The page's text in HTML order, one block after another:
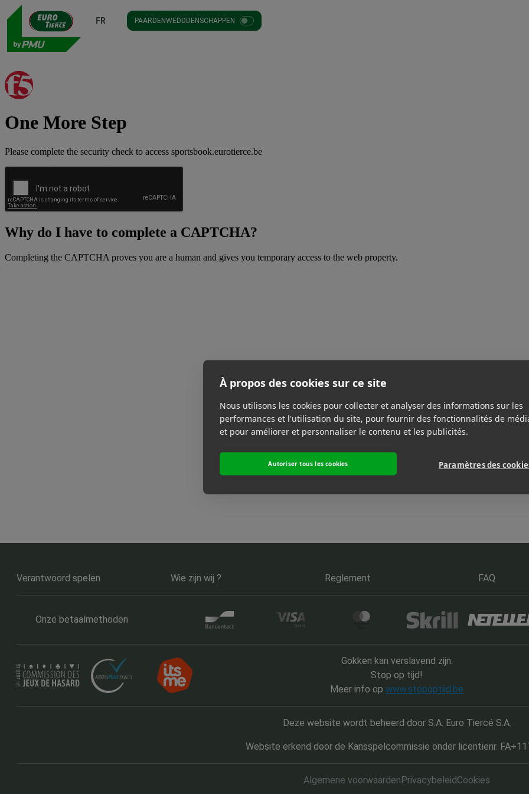
FR PAARDENWEDDDENSCHAPPEN
Verantwoord spelen Wie zijn wij ? Reglement FAQ
Onze betaalmethoden
Gokken kan verslavend zijn.
Stop op tijd!
Meer info op www.stopoptijd.be
Deze website wordt beheerd door S.A. Euro Tiercé S.A.
Website erkend door de Kansspelcommissie onder licentienr.
Algemene voorwaardenPrivacybeleidCookies
À propos des cookies sur ce site
Nous utilisons les cookies pour collecter et analyser des informations sur les
performances et l'utilisation du site, pour fournir des fonctionnalités de
et pour améliorer et personnaliser le contenu et les publicités.
Autoriser tous les cookies Paramètres des